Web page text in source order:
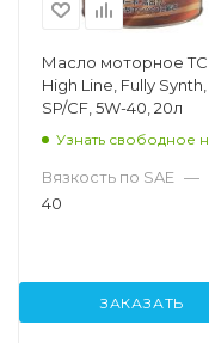
Масло моторное TCL
High Line, Fully Synth,
SP/CF, 5W-40, 20л
Узнать свободное
Вязкость по SAE —
40
ЗАКАЗАТЬ